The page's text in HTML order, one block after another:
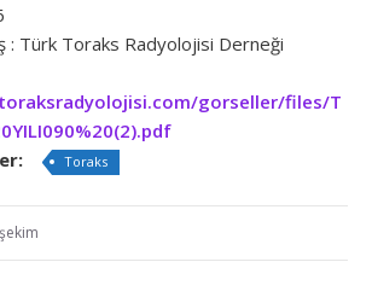
: Türk Toraks Radyolojisi Derneği
gorseller/files/T
Toraks